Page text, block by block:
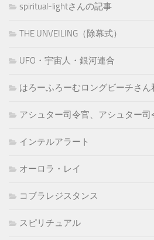
spiritual-lightさんの記事
THE UNVEILING（除幕式）
UFO・宇宙人・銀河連合
はろーふろーむロングビーチさん
アシュター司令官、アシュター司
インテルアラート
オーロラ・レイ
コブラレジスタンス
スピリチュアル